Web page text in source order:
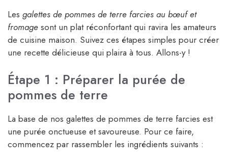
Les galettes de pommes de terre farcies au bœuf et
fromage sont un plat réconfortant qui ravira les amateurs
de cuisine maison. Suivez ces étapes simples pour créer
une recette délicieuse qui plaira à tous. Allons-y !
Étape 1 : Préparer la purée de
pommes de terre
La base de nos galettes de pommes de terre farcies est
une purée onctueuse et savoureuse. Pour ce faire,
commencez par rassembler les ingrédients suivants :